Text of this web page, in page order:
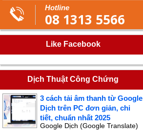
Hotline
08 1313 5566
Like Facebook
Dịch Thuật Công Chứng
3 cách tải âm thanh từ Google
Dịch trên PC đơn giản, chi
tiết, chuẩn nhất 2025
Google Dịch (Google Translate)